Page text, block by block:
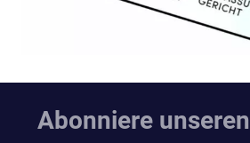
Abonniere unseren